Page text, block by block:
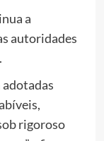
a
autoridades
rigoroso